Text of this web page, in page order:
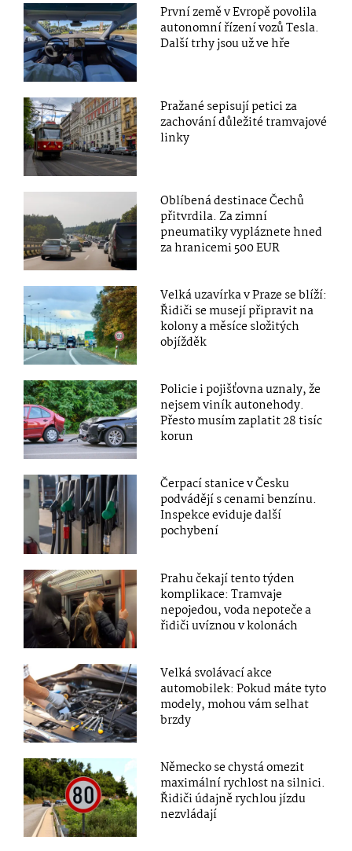
První země v Evropě povolila
autonomní řízení vozů Tesla.
Další trhy jsou už ve hře
Pražané sepisují petici za
zachování důležité tramvajové
linky
Oblíbená destinace Čechů
přitvrdila. Za zimní
pneumatiky vypláznete hned
za hranicemi 500 EUR
Velká uzavírka v Praze se blíží:
Řidiči se musejí připravit na
kolony a měsíce složitých
objížděk
Policie i pojišťovna uznaly, že
nejsem viník autonehody.
Přesto musím zaplatit 28 tisíc
korun
Čerpací stanice v Česku
podvádějí s cenami benzínu.
Inspekce eviduje další
pochybení
Prahu čekají tento týden
komplikace: Tramvaje
nepojedou, voda nepoteče a
řidiči uvíznou v kolonách
Velká svolávací akce
automobilek: Pokud máte tyto
modely, mohou vám selhat
brzdy
Německo se chystá omezit
maximální rychlost na silnici.
Řidiči údajně rychlou jízdu
nezvládají